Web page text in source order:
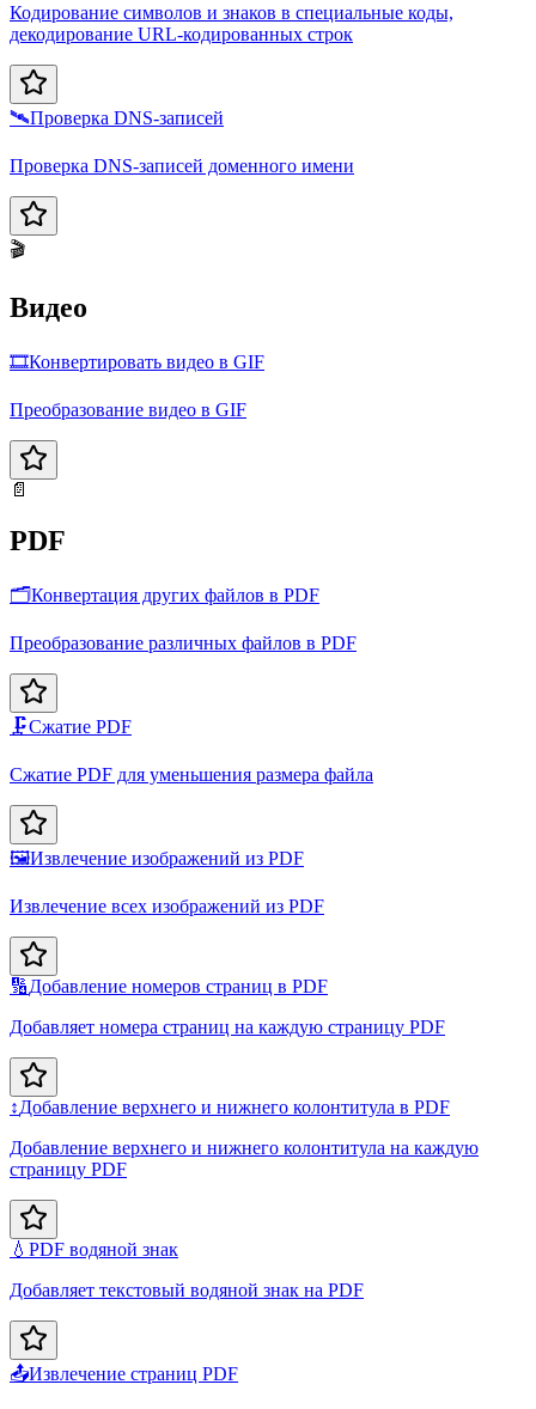
Кодирование символов и знаков в специальные коды,
декодирование URL-кодированных строк
🛰️Проверка DNS-записей
Проверка DNS-записей доменного имени
🎬
Видео
🎞️Конвертировать видео в GIF
Преобразование видео в GIF
📄
PDF
🗂️Конвертация других файлов в PDF
Преобразование различных файлов в PDF
🗜️Сжатие PDF
Сжатие PDF для уменьшения размера файла
🖼️Извлечение изображений из PDF
Извлечение всех изображений из PDF
🔢Добавление номеров страниц в PDF
Добавляет номера страниц на каждую страницу PDF
↕️Добавление верхнего и нижнего колонтитула в PDF
Добавление верхнего и нижнего колонтитула на каждую
страницу PDF
💧 PDF водяной знак
Добавляет текстовый водяной знак на PDF
📤Извлечение страниц PDF